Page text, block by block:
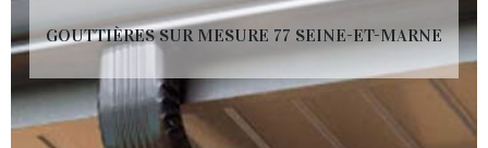
GOUTTIÈRES SUR MESURE 77 SEINE-ET-MARNE